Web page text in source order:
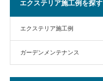
エクステリア施工例を探す
エクステリア施工例
ガーデンメンテナンス